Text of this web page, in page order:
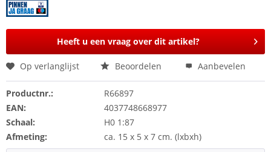
Heeft u een vraag over dit artikel?
Op verlanglijst Beoordelen Aanbevelen
Productnr.:
R66897
EAN:
4037748668977
Schaal:
H0 1:87
Afmeting:
ca. 15 x 5 x 7 cm. (lxbxh)